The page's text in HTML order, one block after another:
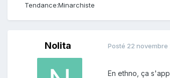
Tendance:Minarchiste
Nolita Posté 22 novembre
En ethno, ça